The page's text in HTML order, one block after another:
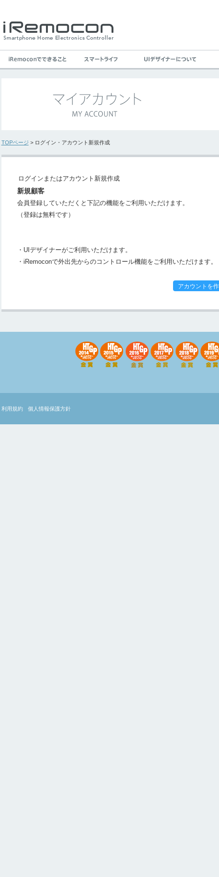
TOPページ > ログイン・アカウント新規作成
ログインまたはアカウント新規作成
新規顧客
会員登録していただくと下記の機能をご利用いただけます。
（登録は無料です）
・UIデザイナーがご利用いただけます。
・iRemoconで外出先からのコントロール機能をご利用いただけます。
アカウントを
利用規約 個人情報保護方針